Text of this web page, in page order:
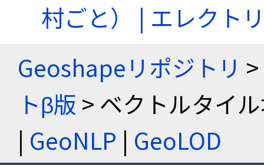
村ごと） | エレクト
Geoshapeリポジトリ >
トβ版 > ベクトルタイ
| GeoNLP | GeoLOD